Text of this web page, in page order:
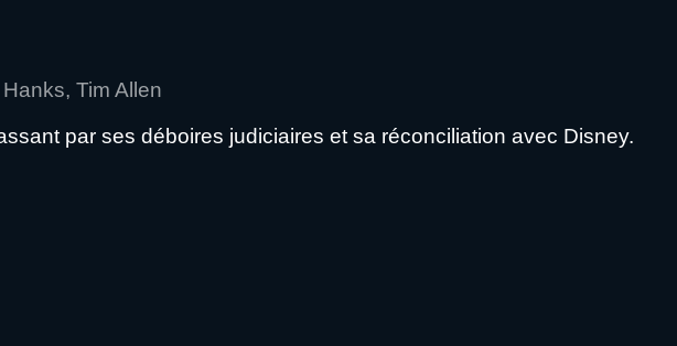
Tim Allen
par ses déboires judiciaires et sa réconciliation avec Disney.